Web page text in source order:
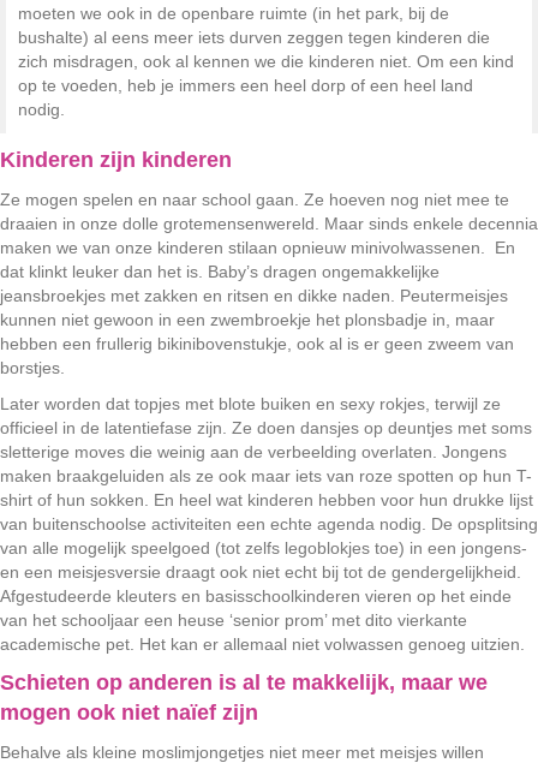
moeten we ook in de openbare ruimte (in het park, bij de
bushalte) al eens meer iets durven zeggen tegen kinderen die
zich misdragen, ook al kennen we die kinderen niet. Om een kind
op te voeden, heb je immers een heel dorp of een heel land
nodig.
Kinderen zijn kinderen
Ze mogen spelen en naar school gaan. Ze hoeven nog niet mee te
draaien in onze dolle grotemensenwereld. Maar sinds enkele decennia
maken we van onze kinderen stilaan opnieuw minivolwassenen. En
dat klinkt leuker dan het is. Baby’s dragen ongemakkelijke
jeansbroekjes met zakken en ritsen en dikke naden. Peutermeisjes
kunnen niet gewoon in een zwembroekje het plonsbadje in, maar
hebben een frullerig bikinibovenstukje, ook al is er geen zweem van
borstjes.
Later worden dat topjes met blote buiken en sexy rokjes, terwijl ze
officieel in de latentiefase zijn. Ze doen dansjes op deuntjes met soms
sletterige moves die weinig aan de verbeelding overlaten. Jongens
maken braakgeluiden als ze ook maar iets van roze spotten op hun T-
shirt of hun sokken. En heel wat kinderen hebben voor hun drukke lijst
van buitenschoolse activiteiten een echte agenda nodig. De opsplitsing
van alle mogelijk speelgoed (tot zelfs legoblokjes toe) in een jongens-
en een meisjesversie draagt ook niet echt bij tot de gendergelijkheid.
Afgestudeerde kleuters en basisschoolkinderen vieren op het einde
van het schooljaar een heuse ‘senior prom’ met dito vierkante
academische pet. Het kan er allemaal niet volwassen genoeg uitzien.
Schieten op anderen is al te makkelijk, maar we
mogen ook niet naïef zijn
Behalve als kleine moslimjongetjes niet meer met meisjes willen